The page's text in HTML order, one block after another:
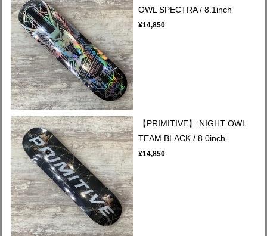
OWL SPECTRA / 8.1inch
¥14,850
【PRIMITIVE】 NIGHT OWL
TEAM BLACK / 8.0inch
¥14,850